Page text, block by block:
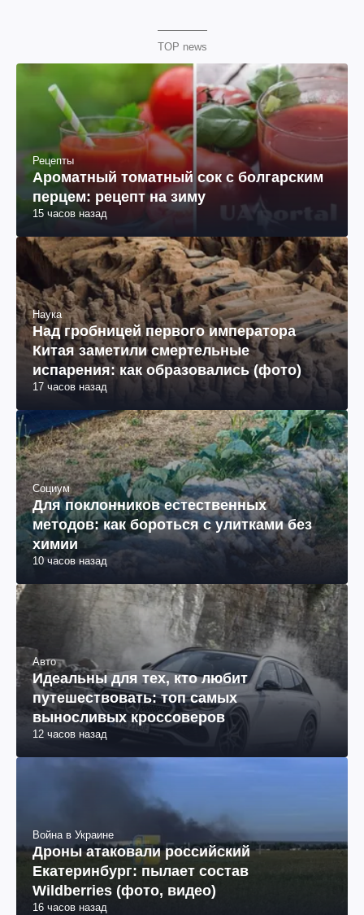
TOP news
Рецепты
Ароматный томатный сок с болгарским
перцем: рецепт на зиму
15 часов назад
Наука
Над гробницей первого императора
Китая заметили смертельные
испарения: как образовались (фото)
17 часов назад
Социум
Для поклонников естественных
методов: как бороться с улитками без
химии
10 часов назад
Авто
Идеальны для тех, кто любит
путешествовать: топ самых
выносливых кроссоверов
12 часов назад
Война в Украине
Дроны атаковали российский
Екатеринбург: пылает состав
Wildberries (фото, видео)
16 часов назад